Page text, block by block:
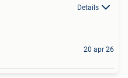
Details
20 apr 26